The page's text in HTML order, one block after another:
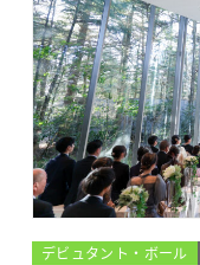
デビュタント・ボール